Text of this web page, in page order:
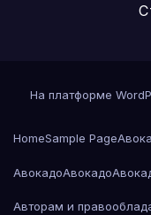
На платформе
HomeSample Page
АвокадоАвокадо
Авторам и